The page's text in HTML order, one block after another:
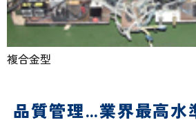
複合金型
品質管理…業界最高水